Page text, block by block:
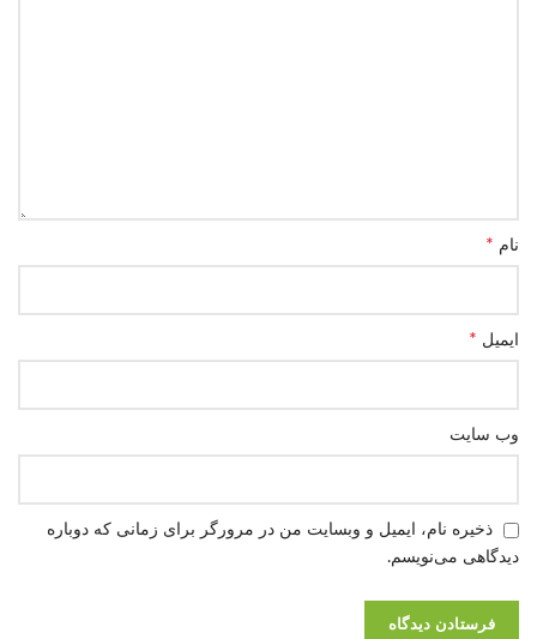
نام *
ایمیل *
وب‌ سایت
ذخیره نام، ایمیل و وبسایت من در مرورگر برای زمانی که دوباره
دیدگاهی می‌نویسم.